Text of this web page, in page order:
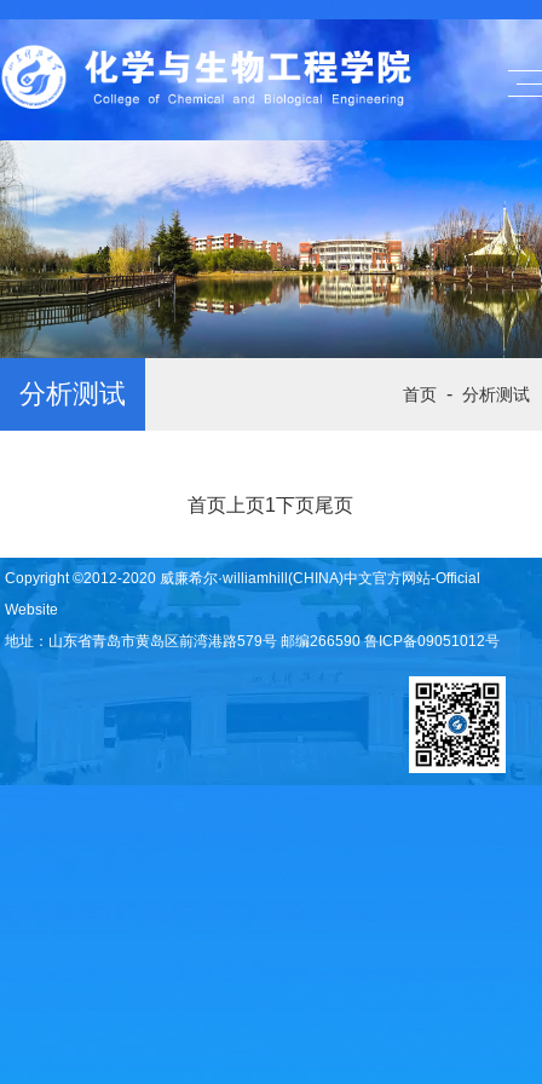
分析测试 首页 - 分析测试
首页上页 1 下页 尾页
Copyright ©2012-2020 威廉希尔·williamhill(CHINA)中文官方网站-Official
Website
地址：山东省青岛市黄岛区前湾港路579号 邮编266590 鲁ICP备09051012号